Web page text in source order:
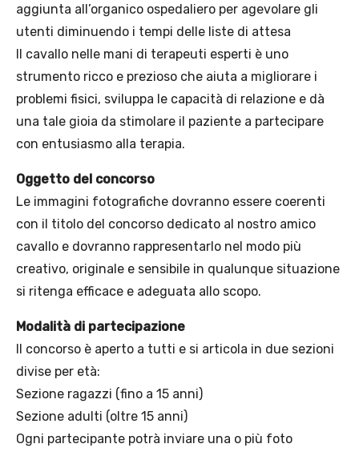
aggiunta all’organico ospedaliero per agevolare gli
utenti diminuendo i tempi delle liste di attesa
Il cavallo nelle mani di terapeuti esperti è uno
strumento ricco e prezioso che aiuta a migliorare i
problemi fisici, sviluppa le capacità di relazione e dà
una tale gioia da stimolare il paziente a partecipare
con entusiasmo alla terapia.
Oggetto del concorso
Le immagini fotografiche dovranno essere coerenti
con il titolo del concorso dedicato al nostro amico
cavallo e dovranno rappresentarlo nel modo più
creativo, originale e sensibile in qualunque situazione
si ritenga efficace e adeguata allo scopo.
Modalità di partecipazione
Il concorso è aperto a tutti e si articola in due sezioni
divise per età:
Sezione ragazzi (fino a 15 anni)
Sezione adulti (oltre 15 anni)
Ogni partecipante potrà inviare una o più foto